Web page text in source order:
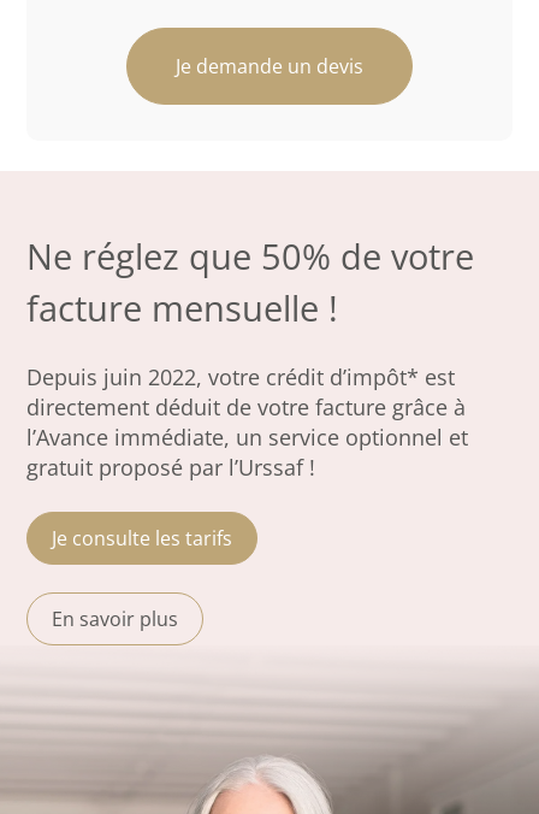
Je demande un devis
Ne réglez que 50% de votre
facture mensuelle !
Depuis juin 2022, votre crédit d’impôt* est
directement déduit de votre facture grâce à
l’Avance immédiate, un service optionnel et
gratuit proposé par l’Urssaf !
Je consulte les tarifs
En savoir plus